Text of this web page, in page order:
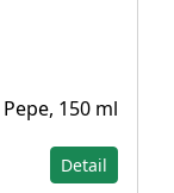
150 ml
Detail